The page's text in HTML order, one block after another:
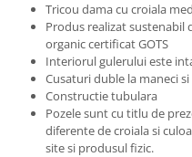
Body-uriTricou dama cu croiala
Produs realizat
organic certificat GOTS
Interiorul gulerului este
Cusaturi duble la maneci
Constructie tubulara
Pozele sunt cu titlu de
diferente de croiala si
site si produsul fizic.